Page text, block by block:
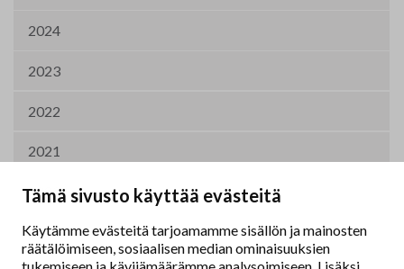
Tämä sivusto käyttää evästeitä
Käytämme evästeitä tarjoamamme sisällön ja mainosten
räätälöimiseen, sosiaalisen median ominaisuuksien
2024
2023
2022
2021
2020
2019